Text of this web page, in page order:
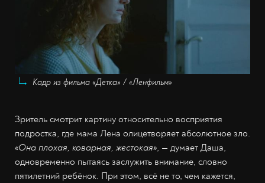
Кадр из фильма «Детка» / «Ленфильм»
Зритель смотрит картину относительно восприятия
подростка, где мама Лена олицетворяет абсолютное зло.
«Она плохая, коварная, жестокая», — думает Даша,
одновременно пытаясь заслужить внимание, словно
пятилетний ребёнок. При этом, всё не то, чем кажется,